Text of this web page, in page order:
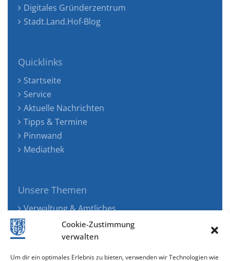
Cookie-Zustimmung
verwalten
Um dir ein optimales Erlebnis zu bieten, verwenden wir Technologien wie
Digitales Gründerzentrum
Stadt.Land.Hof-Blog
Quicklinks
Startseite
Service
Aktuelle Nachrichten
Tipps & Termine
Pinnwand
Mediathek
Unsere Themen
Verwaltung & Amtliches
Jugend, Familie & Gesundheit
Tourismus, Freizeit & Ökologie